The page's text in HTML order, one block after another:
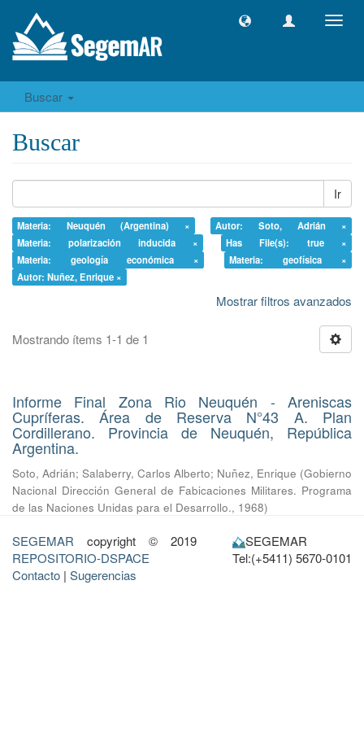
Buscar
Buscar
Ir
Materia: Neuquén (Argentina) ×
Autor: Soto, Adrián ×
Materia: polarización inducida ×
Has File(s): true ×
Materia: geología económica ×
Materia: geofísica ×
Autor: Nuñez, Enrique ×
Mostrar filtros avanzados
Mostrando ítems 1-1 de 1
Informe Final Zona Rio Neuquén - Areniscas
Cupríferas. Área de Reserva N°43 A. Plan
Cordillerano. Provincia de Neuquén, República
Argentina.
Soto, Adrián; Salaberry, Carlos Alberto; Nuñez, Enrique (Gobierno
Nacional Dirección General de Fabicaciones Militares. Programa
de las Naciones Unidas para el Desarrollo., 1968)
SEGEMAR copyright © 2019
REPOSITORIO-DSPACE
Contacto | Sugerencias
SEGEMAR
Tel:(+5411) 5670-0101